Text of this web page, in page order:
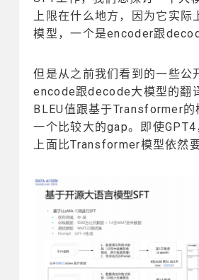
上限在什么地方，因为它实
模型，一个是encoder跟
但是从之前我们看到的一些公
encode跟decode大模型的翻
BLEU值跟基于Transformer的
一个比较大的gap。即使
上面比Transformer模型依然要